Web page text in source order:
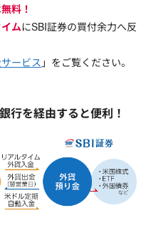
無料！
ムにSBI証券の買付余力へ反
ービス 」をご覧ください。
行を経由すると便利！